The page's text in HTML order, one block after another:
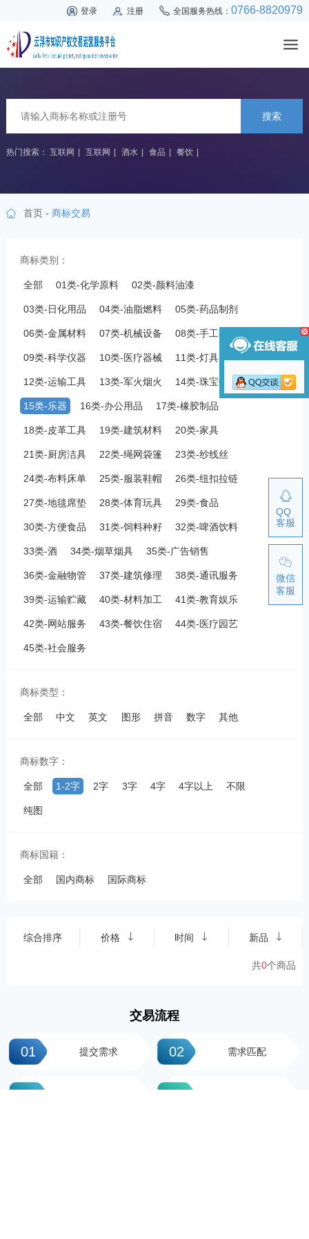
登录 注册 全国服务热线：0766-8820979
搜索
热门搜索： 互联网 互联网 酒水 食品 餐饮
首页- 商标交易
商标类别：
全部 01类-化学原料 02类-颜料油漆
03类-日化用品 04类-油脂燃料 05类-药品制剂
06类-金属材料 07类-机械设备 08类-手工器械
09类-科学仪器 10类-医疗器械 11类-灯具空调
12类-运输工具 13类-军火烟火 14类-珠宝钟表
15类-乐器 16类-办公用品 17类-橡胶制品
18类-皮革工具 19类-建筑材料 20类-家具
21类-厨房洁具 22类-绳网袋篷 23类-纱线丝
24类-布料床单 25类-服装鞋帽 26类-纽扣拉链
27类-地毯席垫 28类-体育玩具 29类-食品
30类-方便食品 31类-饲料种籽 32类-啤酒饮料
33类-酒 34类-烟草烟具 35类-广告销售
36类-金融物管 37类-建筑修理 38类-通讯服务
39类-运输贮藏 40类-材料加工 41类-教育娱乐
42类-网站服务 43类-餐饮住宿 44类-医疗园艺
45类-社会服务
商标类型：
全部 中文 英文 图形 拼音 数字 其他
商标数字：
全部 1-2字 2字 3字 4字 4字以上 不限
纯图
商标国籍：
全部 国内商标 国际商标
综合排序 价格 时间 新品
共0个商品
交易流程
01 提交需求 02 需求匹配
03 04
QQ
客服
微信
客服